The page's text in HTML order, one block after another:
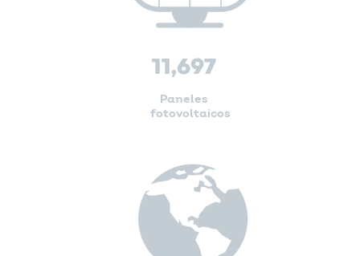
11,697
Paneles
fotovoltaicos